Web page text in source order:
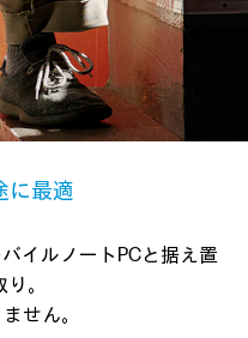
に最適
イルノートPCと 据え置
。
せん。